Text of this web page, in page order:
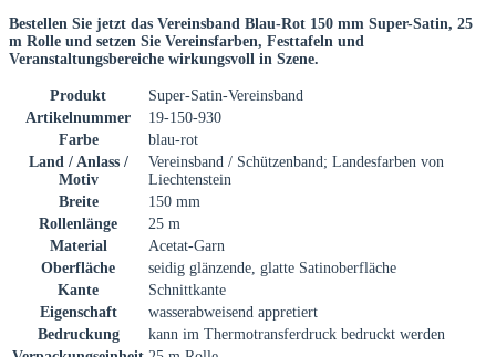
Bestellen Sie jetzt das Vereinsband Blau-Rot 150 mm Super-Satin, 25
m Rolle und setzen Sie Vereinsfarben, Festtafeln und
Veranstaltungsbereiche wirkungsvoll in Szene.
Produkt
Super-Satin-Vereinsband
Artikelnummer
19-150-930
Farbe
blau-rot
Land / Anlass /
Motiv
Vereinsband / Schützenband; Landesfarben von
Liechtenstein
Breite
150 mm
Rollenlänge
25 m
Material
Acetat-Garn
Oberfläche
seidig glänzende, glatte Satinoberfläche
Kante
Schnittkante
Eigenschaft
wasserabweisend appretiert
Bedruckung
kann im Thermotransferdruck bedruckt werden